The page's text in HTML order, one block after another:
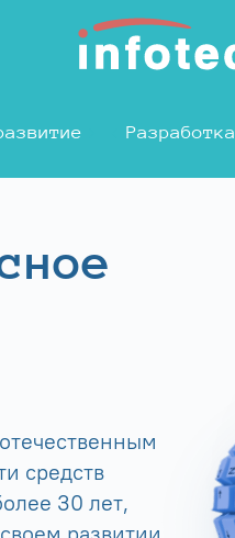
Разработка
средств
30 лет,